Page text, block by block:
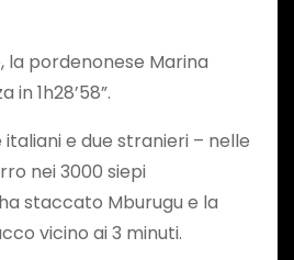
la pordenonese Marina
1h28’58”.
e due stranieri – nelle
nei 3000 siepi
staccato Mburugu e la
vicino ai 3 minuti.